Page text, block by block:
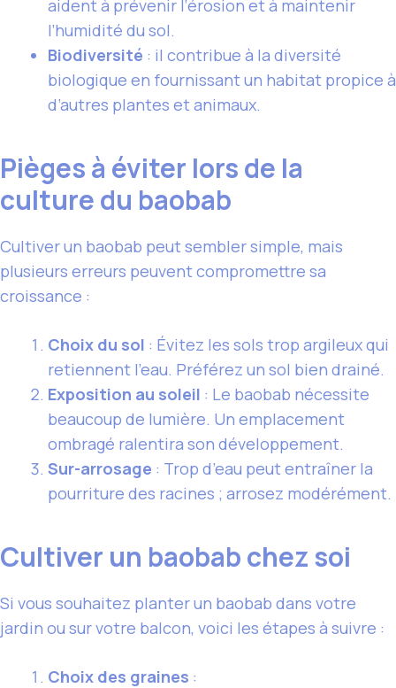
aident à prévenir l’érosion et à maintenir
l’humidité du sol.
Biodiversité : il contribue à la diversité
biologique en fournissant un habitat propice à
d’autres plantes et animaux.
Pièges à éviter lors de la
culture du baobab
Cultiver un baobab peut sembler simple, mais
plusieurs erreurs peuvent compromettre sa
croissance :
Choix du sol : Évitez les sols trop argileux qui
retiennent l’eau. Préférez un sol bien drainé.
Exposition au soleil : Le baobab nécessite
beaucoup de lumière. Un emplacement
ombragé ralentira son développement.
Sur-arrosage : Trop d’eau peut entraîner la
pourriture des racines ; arrosez modérément.
Cultiver un baobab chez soi
Si vous souhaitez planter un baobab dans votre
jardin ou sur votre balcon, voici les étapes à suivre :
Choix des graines :